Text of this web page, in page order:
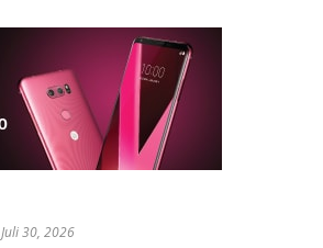
Juli 30, 2026